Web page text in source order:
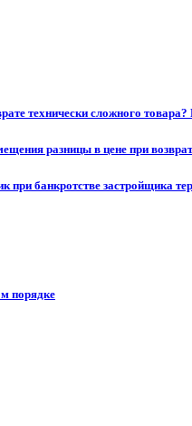
технически сложного товара?
разницы в цене при
при банкротстве застройщика
порядке